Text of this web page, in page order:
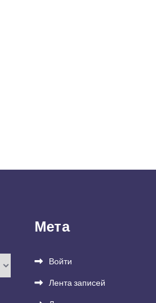
Мета
Войти
Лента записей